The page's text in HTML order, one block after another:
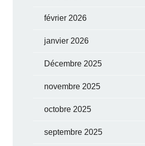
février 2026
janvier 2026
Décembre 2025
novembre 2025
octobre 2025
septembre 2025